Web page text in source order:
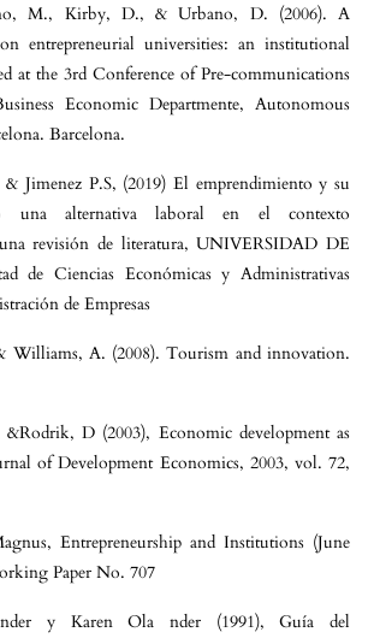
M., Kirby, D., & Urbano, D. (2006). A
entrepreneurial universities: an institutional
at the 3rd Conference of Pre-communications
Economic Departmente, Autonomous
Barcelona.
Jimenez P.S, (2019) El emprendimiento y su
una alternativa laboral en el contexto
revisión de literatura, UNIVERSIDAD DE
de Ciencias Económicas y Administrativas
de Empresas
A. (2008). Tourism and innovation.
D (2003), Economic development as
of Development Economics, 2003, vol. 72,
Entrepreneurship and Institutions (June
Paper No. 707
y Karen Ola nder (1991), Guía del